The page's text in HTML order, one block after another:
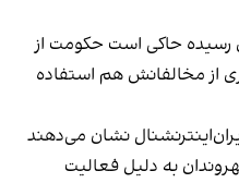
رسیده حاکی است حکومت از
از مخالفانش هم استفاده
نشان می‌دهند
به دلیل فعالیت